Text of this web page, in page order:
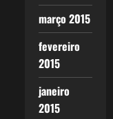
março 2015
fevereiro
2015
janeiro
2015